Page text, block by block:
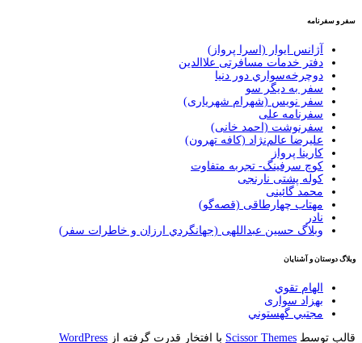
سفر و سفرنامه
آژانس ایوار (اسرا پرواز)
دفتر خدمات مسافرتی علاالدین
دوچرخه‌سواري دور دنيا
سفر به دیگر سو
سفر نویس (شهرام شهریاری)
سفرنامه علی
سفرنوشت (احمد خانی)
عليرضا عالم‌نژاد (كافه تهرون)
کارینا پرواز
کوچ سرفینگ- تجربه متفاوت
کوله پشتی نارنجی
محمد گائینی
مهتاب چهارطاقی (قصه‌گو)
نادر
وبلاگ حسين عبداللهی (جهانگردي ارزان و خاطرات سفر)
وبلاگ دوستان و آشنایان
الهام تقوي
بهزاد سواری
مجتبي گهستوني
قالب توسط Scissor Themes با افتخار قدرت گرفته از WordPress